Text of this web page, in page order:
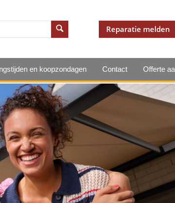
Reparatie melden
en koopzondagen Contact Offerte